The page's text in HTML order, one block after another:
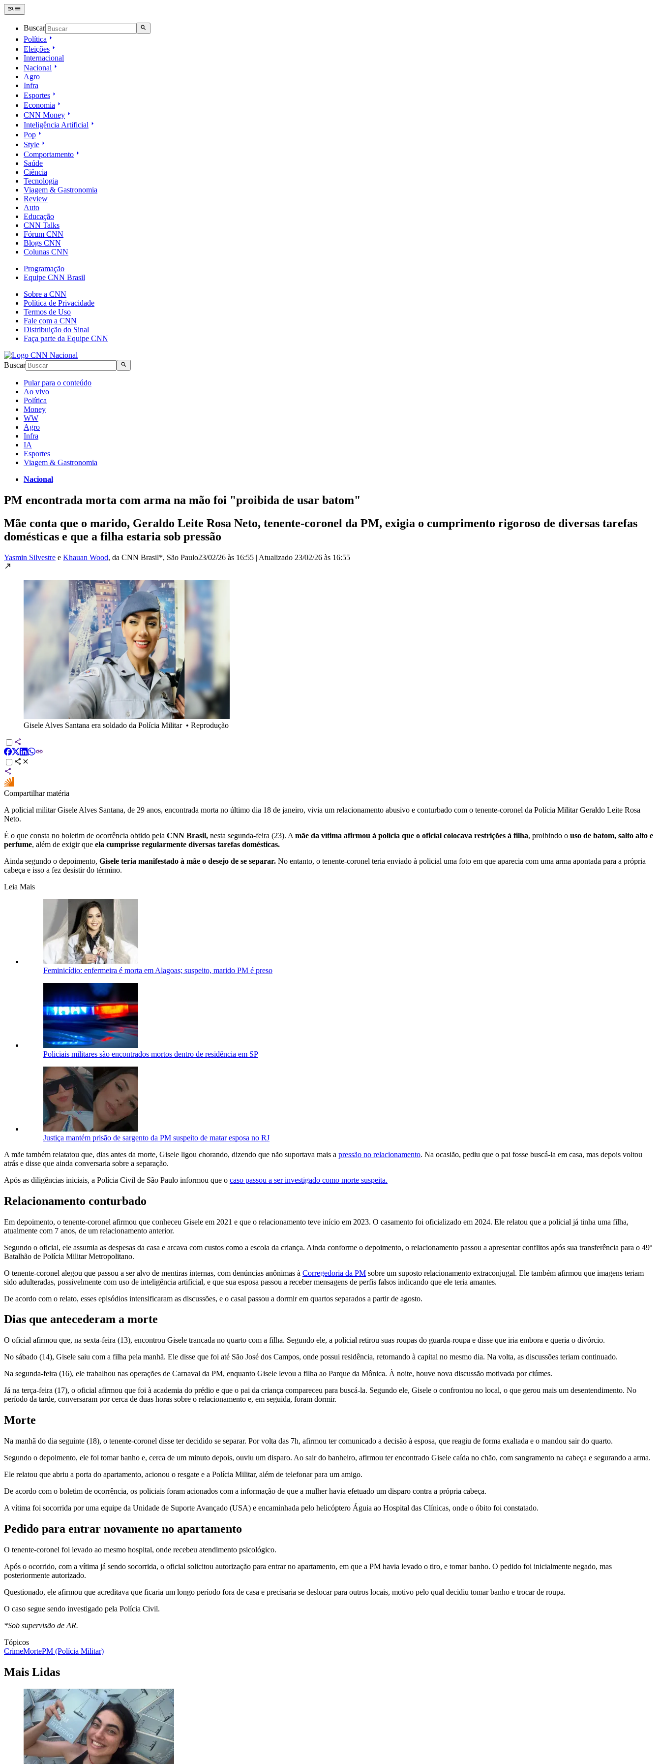
Buscar
Política
Eleições
Internacional
Nacional
Agro
Infra
Esportes
Economia
CNN Money
Inteligência Artificial
Pop
Style
Comportamento
Saúde
Ciência
Tecnologia
Viagem & Gastronomia
Review
Auto
Educação
CNN Talks
Fórum CNN
Blogs CNN
Colunas CNN
Programação
Equipe CNN Brasil
Sobre a CNN
Política de Privacidade
Termos de Uso
Fale com a CNN
Distribuição do Sinal
Faça parte da Equipe CNN
Buscar
Pular para o conteúdo
Ao vivo
Política
Money
WW
Agro
Infra
IA
Esportes
Viagem & Gastronomia
Nacional
PM encontrada morta com arma na mão foi "proibida de usar batom"
Mãe conta que o marido, Geraldo Leite Rosa Neto, tenente-coronel da PM, exigia o cumprimento rigoroso de diversas tarefas
domésticas e que a filha estaria sob pressão
Yasmin Silvestre e Khauan Wood, da CNN Brasil*, São Paulo23/02/26 às 16:55 | Atualizado 23/02/26 às 16:55
Gisele Alves Santana era soldado da Polícia Militar• Reprodução
Compartilhar matéria
A policial militar Gisele Alves Santana, de 29 anos, encontrada morta no último dia 18 de janeiro, vivia um relacionamento abusivo e conturbado com o tenente-coronel da Polícia Militar Geraldo Leite Rosa
Neto.
É o que consta no boletim de ocorrência obtido pela CNN Brasil, nesta segunda-feira (23). A mãe da vítima afirmou à polícia que o oficial colocava restrições à filha, proibindo o uso de batom, salto alto e
perfume, além de exigir que ela cumprisse regularmente diversas tarefas domésticas.
Ainda segundo o depoimento, Gisele teria manifestado à mãe o desejo de se separar. No entanto, o tenente-coronel teria enviado à policial uma foto em que aparecia com uma arma apontada para a própria
cabeça e isso a fez desistir do término.
Leia Mais
Feminicídio: enfermeira é morta em Alagoas; suspeito, marido PM é preso
Policiais militares são encontrados mortos dentro de residência em SP
Justiça mantém prisão de sargento da PM suspeito de matar esposa no RJ
A mãe também relatatou que, dias antes da morte, Gisele ligou chorando, dizendo que não suportava mais a pressão no relacionamento. Na ocasião, pediu que o pai fosse buscá-la em casa, mas depois voltou
atrás e disse que ainda conversaria sobre a separação.
Após as diligências iniciais, a Polícia Civil de São Paulo informou que o caso passou a ser investigado como morte suspeita.
Relacionamento conturbado
Em depoimento, o tenente-coronel afirmou que conheceu Gisele em 2021 e que o relacionamento teve início em 2023. O casamento foi oficializado em 2024. Ele relatou que a policial já tinha uma filha,
atualmente com 7 anos, de um relacionamento anterior.
Segundo o oficial, ele assumia as despesas da casa e arcava com custos como a escola da criança. Ainda conforme o depoimento, o relacionamento passou a apresentar conflitos após sua transferência para o 49º
Batalhão de Polícia Militar Metropolitano.
O tenente-coronel alegou que passou a ser alvo de mentiras internas, com denúncias anônimas à Corregedoria da PM sobre um suposto relacionamento extraconjugal. Ele também afirmou que imagens teriam
sido adulteradas, possivelmente com uso de inteligência artificial, e que sua esposa passou a receber mensagens de perfis falsos indicando que ele teria amantes.
De acordo com o relato, esses episódios intensificaram as discussões, e o casal passou a dormir em quartos separados a partir de agosto.
Dias que antecederam a morte
O oficial afirmou que, na sexta-feira (13), encontrou Gisele trancada no quarto com a filha. Segundo ele, a policial retirou suas roupas do guarda-roupa e disse que iria embora e queria o divórcio.
No sábado (14), Gisele saiu com a filha pela manhã. Ele disse que foi até São José dos Campos, onde possui residência, retornando à capital no mesmo dia. Na volta, as discussões teriam continuado.
Na segunda-feira (16), ele trabalhou nas operações de Carnaval da PM, enquanto Gisele levou a filha ao Parque da Mônica. À noite, houve nova discussão motivada por ciúmes.
Já na terça-feira (17), o oficial afirmou que foi à academia do prédio e que o pai da criança compareceu para buscá-la. Segundo ele, Gisele o confrontou no local, o que gerou mais um desentendimento. No
período da tarde, conversaram por cerca de duas horas sobre o relacionamento e, em seguida, foram dormir.
Morte
Na manhã do dia seguinte (18), o tenente-coronel disse ter decidido se separar. Por volta das 7h, afirmou ter comunicado a decisão à esposa, que reagiu de forma exaltada e o mandou sair do quarto.
Segundo o depoimento, ele foi tomar banho e, cerca de um minuto depois, ouviu um disparo. Ao sair do banheiro, afirmou ter encontrado Gisele caída no chão, com sangramento na cabeça e segurando a arma.
Ele relatou que abriu a porta do apartamento, acionou o resgate e a Polícia Militar, além de telefonar para um amigo.
De acordo com o boletim de ocorrência, os policiais foram acionados com a informação de que a mulher havia efetuado um disparo contra a própria cabeça.
A vítima foi socorrida por uma equipe da Unidade de Suporte Avançado (USA) e encaminhada pelo helicóptero Águia ao Hospital das Clínicas, onde o óbito foi constatado.
Pedido para entrar novamente no apartamento
O tenente-coronel foi levado ao mesmo hospital, onde recebeu atendimento psicológico.
Após o ocorrido, com a vítima já sendo socorrida, o oficial solicitou autorização para entrar no apartamento, em que a PM havia levado o tiro, e tomar banho. O pedido foi inicialmente negado, mas
posteriormente autorizado.
Questionado, ele afirmou que acreditava que ficaria um longo período fora de casa e precisaria se deslocar para outros locais, motivo pelo qual decidiu tomar banho e trocar de roupa.
O caso segue sendo investigado pela Polícia Civil.
*Sob supervisão de AR.
Tópicos
CrimeMortePM (Polícia Militar)
Mais Lidas